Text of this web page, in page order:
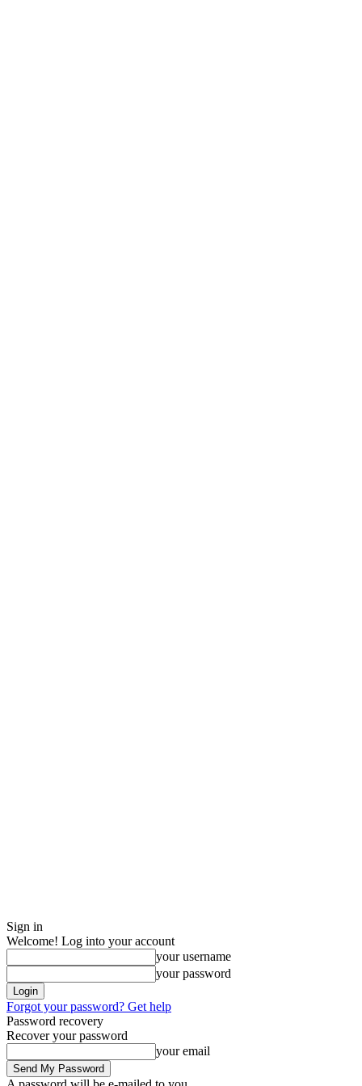
Sign in
Welcome! Log into your account
your username
your password
Forgot your password? Get help
Password recovery
Recover your password
your email